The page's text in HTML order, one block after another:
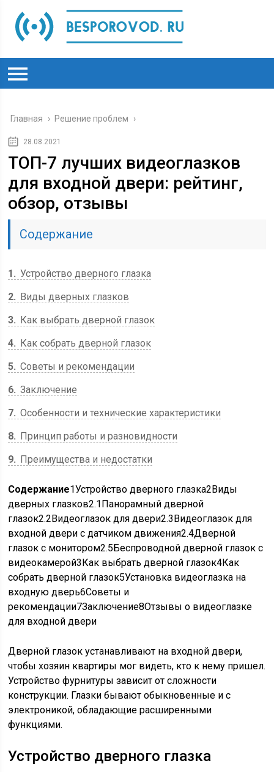
Главная › Решение проблем ›
28.08.2021
ТОП-7 лучших видеоглазков
для входной двери: рейтинг,
обзор, отзывы
Содержание
1
Устройство дверного глазка
2
Виды дверных глазков
3
Как выбрать дверной глазок
4
Как собрать дверной глазок
5 Советы и рекомендации
6 Заключение
7 Особенности и технические характеристики
8
Принцип работы и разновидности
9
Преимущества и недостатки
Содержание1Устройство дверного глазка2Виды
дверных глазков2.1Панорамный дверной
глазок2.2Видеоглазок для двери2.3Видеоглазок для
входной двери с датчиком движения2.4Дверной
глазок с монитором2.5Беспроводной дверной глазок с
видеокамерой3Как выбрать дверной глазок4Как
собрать дверной глазок5Установка видеоглазка на
входную дверь6Советы и
рекомендации7Заключение8Отзывы о видеоглазке
для входной двери
Дверной глазок устанавливают на входной двери,
чтобы хозяин квартиры мог видеть, кто к нему пришел.
Устройство фурнитуры зависит от сложности
конструкции. Глазки бывают обыкновенные и с
электроникой, обладающие расширенными
функциями.
Устройство дверного глазка